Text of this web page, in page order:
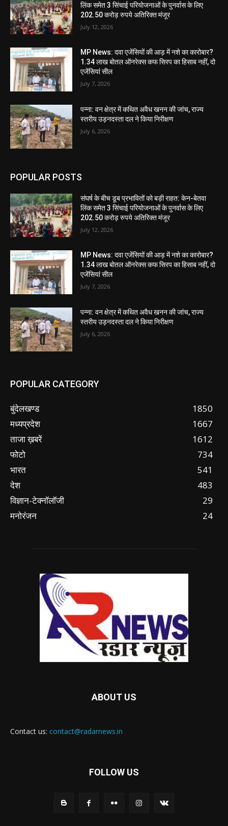
लिंक समेत 3 सिंचाई परियोजनाओं के पुनर्वास के लिए
202.50 करोड़ रुपये अतिरिक्त मंजूर
July 12, 2026
MP News: दवा एजेंसियों की आड़ में नशे का कारोबार?
1.34 लाख बोतल ऑनरेक्स कफ सिरप का हिसाब नहीं, दो
एजेंसियां सील
July 7, 2026
पन्ना: वन क्षेत्र में कथित अवैध खनन की जांच, राज्य
स्तरीय उड़नदस्ता दल ने किया निरीक्षण
July 6, 2026
POPULAR POSTS
संघर्ष के बीच डूब प्रभावितों को बड़ी राहत: केन-बेतवा
लिंक समेत 3 सिंचाई परियोजनाओं के पुनर्वास के लिए
202.50 करोड़ रुपये अतिरिक्त मंजूर
July 12, 2026
MP News: दवा एजेंसियों की आड़ में नशे का कारोबार?
1.34 लाख बोतल ऑनरेक्स कफ सिरप का हिसाब नहीं, दो
एजेंसियां सील
July 7, 2026
पन्ना: वन क्षेत्र में कथित अवैध खनन की जांच, राज्य
स्तरीय उड़नदस्ता दल ने किया निरीक्षण
July 6, 2026
POPULAR CATEGORY
बुंदेलखण्ड
1850
मध्यप्रदेश
1667
ताजा ख़बरें
1612
फोटो
734
भारत
541
देश
483
विज्ञान-टेक्नॉलॉजी
29
मनोरंजन
24
ABOUT US
Contact us: contact@radarnews.in
FOLLOW US